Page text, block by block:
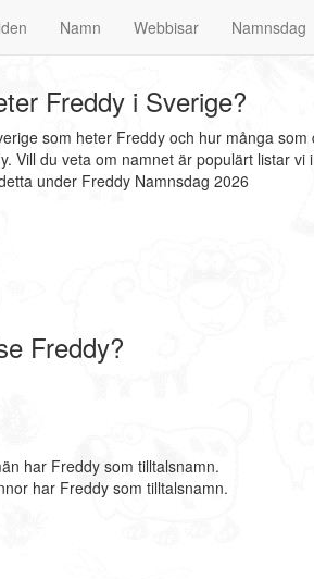
Namn Webbisar Namnsdag
Freddy i Sverige?
som heter Freddy och hur många
du veta om namnet är populärt listar
under Freddy Namnsdag 2026
Freddy?
har Freddy som tilltalsnamn.
har Freddy som tilltalsnamn.